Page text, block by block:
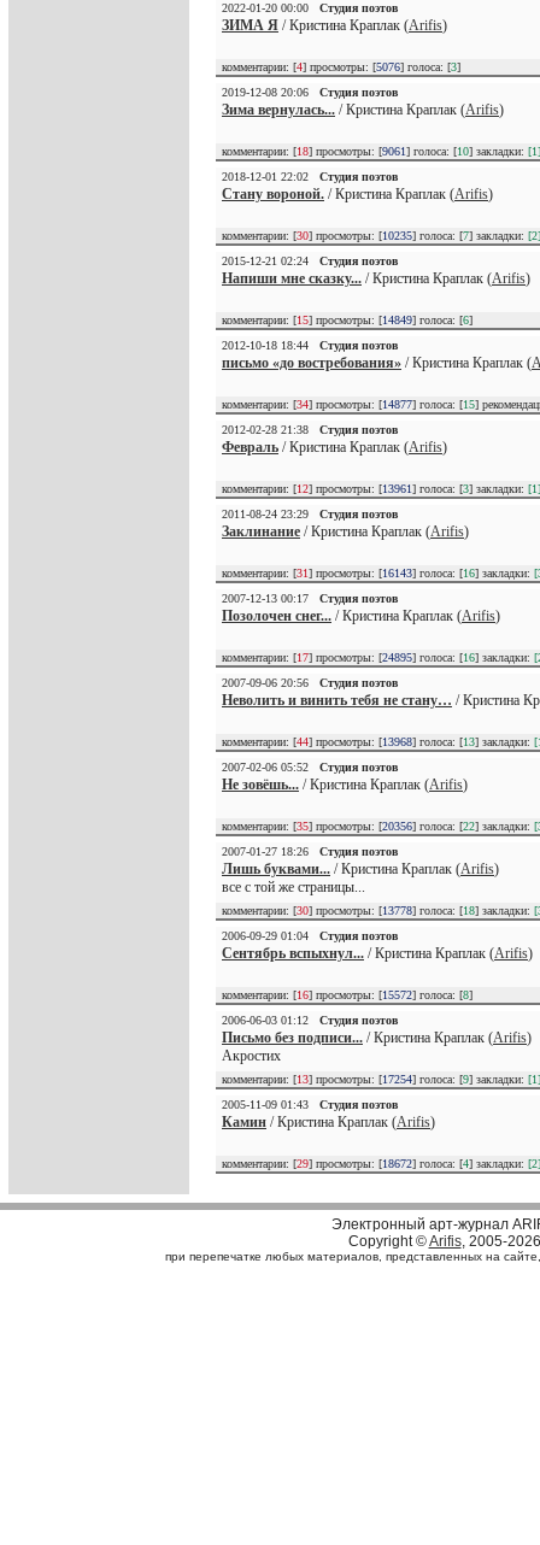
2022-01-20 00:00 Студия поэтов
ЗИМА Я / Кристина Краплак (Arifis)
комментарии: [4] просмотры: [5076] голоса: [3]
2019-12-08 20:06
Студия поэтов
Зима вернулась... / Кристина Краплак (Arifis)
комментарии: [18] просмотры: [9061] голоса: [10] закладки: [1]
2018-12-01 22:02
Студия поэтов
Стану вороной. / Кристина Краплак (Arifis)
комментарии: [30] просмотры: [10235] голоса: [7] закладки: [2]
2015-12-21 02:24
Студия поэтов
Напиши мне сказку... / Кристина Краплак (Arifis)
комментарии: [15] просмотры: [14849] голоса: [6]
2012-10-18 18:44
Студия поэтов
письмо «до востребования» / Кристина Краплак (
комментарии: [34] просмотры: [14877] голоса: [15]
2012-02-28 21:38
Студия поэтов
Февраль / Кристина Краплак (Arifis)
комментарии: [12] просмотры: [13961] голоса: [3] закладки: [1]
2011-08-24 23:29
Студия поэтов
Заклинание / Кристина Краплак (Arifis)
комментарии: [31] просмотры: [16143] голоса: [16] закладки:
2007-12-13 00:17
Студия поэтов
Позолочен снег... / Кристина Краплак (Arifis)
комментарии: [17] просмотры: [24895] голоса: [16] закладки:
2007-09-06 20:56
Студия поэтов
Неволить и винить тебя не стану… / Кристина
комментарии: [44] просмотры: [13968] голоса: [13] закладки:
2007-02-06 05:52
Студия поэтов
Не зовёшь... / Кристина Краплак (Arifis)
комментарии: [35] просмотры: [20356] голоса: [22] закладки:
2007-01-27 18:26
Студия поэтов
Лишь буквами... / Кристина Краплак (Arifis)
все с той же страницы...
комментарии: [30] просмотры: [13778] голоса: [18] закладки:
2006-09-29 01:04
Студия поэтов
Сентябрь вспыхнул... / Кристина Краплак (Arifis)
комментарии: [16] просмотры: [15572] голоса: [8]
2006-06-03 01:12
Студия поэтов
Письмо без подписи... / Кристина Краплак (Arifis)
Акростих
комментарии: [13] просмотры: [17254] голоса: [9] закладки: [1]
2005-11-09 01:43
Студия поэтов
Камин / Кристина Краплак (Arifis)
комментарии: [29] просмотры: [18672] голоса: [4] закладки: [2]
Электронный арт-журнал
Copyright ©Arifis, 2005-2026
при перепечатке любых материалов, представленных на